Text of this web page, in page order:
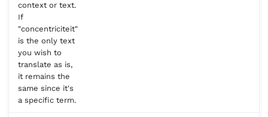
context or text.
If
"concentriciteit"
is the only text
you wish to
translate as is,
it remains the
same since it's
a specific term.